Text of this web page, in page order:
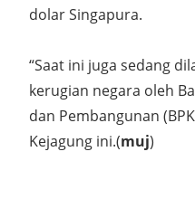
dolar Singapura.
“Saat ini juga sedang
kerugian negara oleh
dan Pembangunan
Kejagung ini.(muj)